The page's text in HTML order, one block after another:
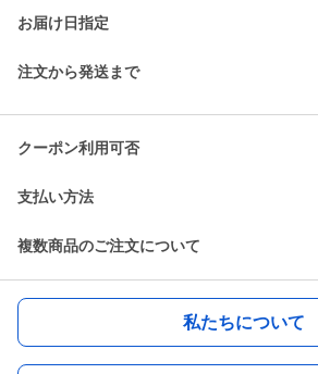
お届け日指定
注文から発送まで
クーポン利用可否
支払い方法
複数商品のご注文について
私たちについて